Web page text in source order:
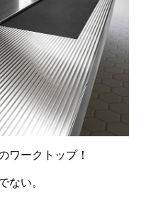
ワークトップ！
ない。